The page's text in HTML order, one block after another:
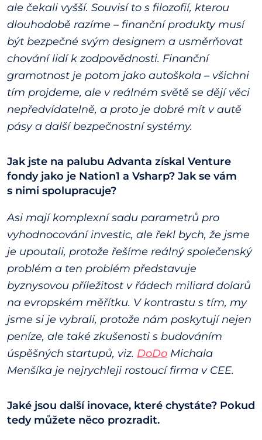
ale čekali vyšší. Souvisí to s filozofií, kterou
dlouhodobě razíme – finanční produkty musí
být bezpečné svým designem a usměrňovat
chování lidí k zodpovědnosti. Finanční
gramotnost je potom jako autoškola – všichni
tím projdeme, ale v reálném světě se dějí věci
nepředvídatelně, a proto je dobré mít v autě
pásy a další bezpečnostní systémy.
Jak jste na palubu Advanta získal Venture
fondy jako je Nation1 a Vsharp? Jak se vám
s nimi spolupracuje?
Asi mají komplexní sadu parametrů pro
vyhodnocování investic, ale řekl bych, že jsme
je upoutali, protože řešíme reálný společenský
problém a ten problém představuje
byznysovou příležitost v řádech miliard dolarů
na evropském měřítku. V kontrastu s tím, my
jsme si je vybrali, protože nám poskytují nejen
peníze, ale také zkušenosti s budováním
úspěšných startupů, viz. DoDo Michala
Menšíka je nejrychleji rostoucí firma v CEE.
Jaké jsou další inovace, které chystáte? Pokud
tedy můžete něco prozradit.